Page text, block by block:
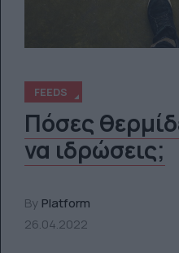
FEEDS
Πόσες
να ιδρώσεις;
By Platform
26.04.2022